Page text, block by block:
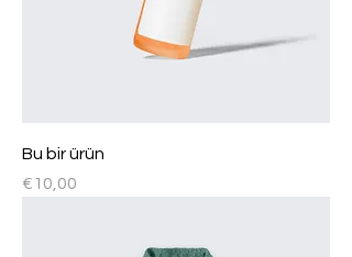
Bu bir ürün
Fiyat
€10,00